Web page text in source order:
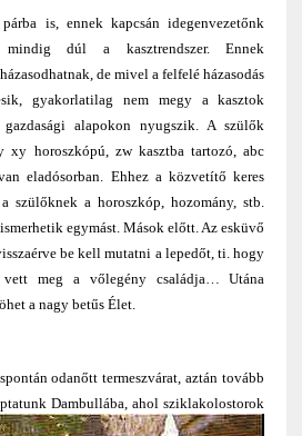
is, ennek kapcsán idegenvezetőnk
dúl a kasztrendszer. Ennek
de mivel a felfelé házasodás
gyakorlatilag nem megy a kasztok
alapokon nyugszik. A szülők
xy horoszkópú, zw kasztba tartozó, abc
eladósorban. Ehhez a közvetítő keres
szülőknek a horoszkóp, hozomány, stb.
egymást. Mások előtt. Az esküvő
be kell mutatni a lepedőt, ti. hogy
vett meg a vőlegény családja… Utána
a nagy betűs Élet.
odanőtt termeszvárat, aztán tovább
Dambullába, ahol sziklakolostorok